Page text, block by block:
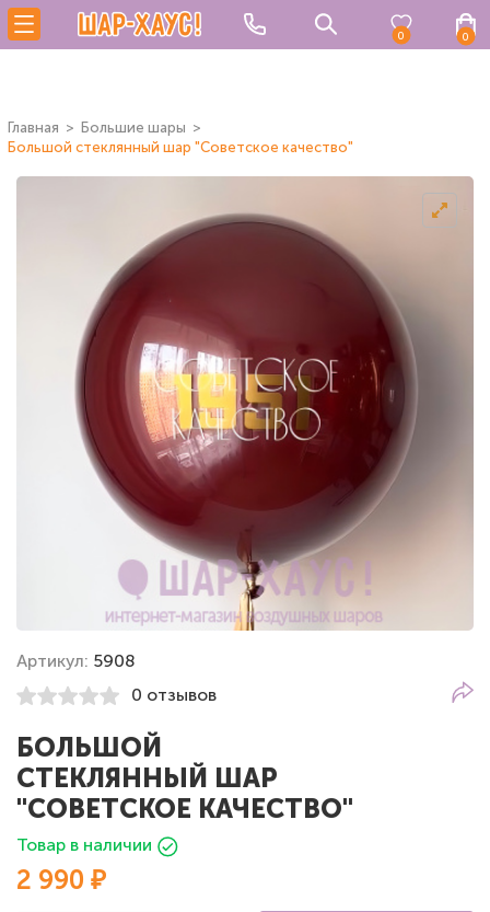
0 0
Главная
Большие шары
Большой стеклянный шар "Советское качество"
Артикул: 5908
0 отзывов
БОЛЬШОЙ
СТЕКЛЯННЫЙ ШАР
"СОВЕТСКОЕ КАЧЕСТВО"
Товар в наличии
2 990 ₽